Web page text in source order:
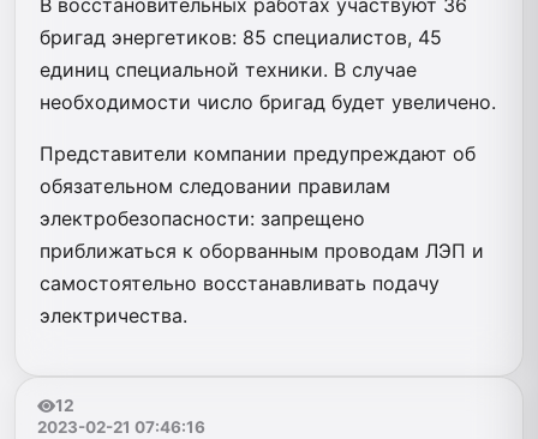
бригад энергетиков: 85 специалистов, 45
единиц специальной техники. В случае
необходимости число бригад будет увеличено.
Представители компании предупреждают об
обязательном следовании правилам
электробезопасности: запрещено
приближаться к оборванным проводам ЛЭП и
самостоятельно восстанавливать подачу
электричества.
12
2023-02-21 07:46:16